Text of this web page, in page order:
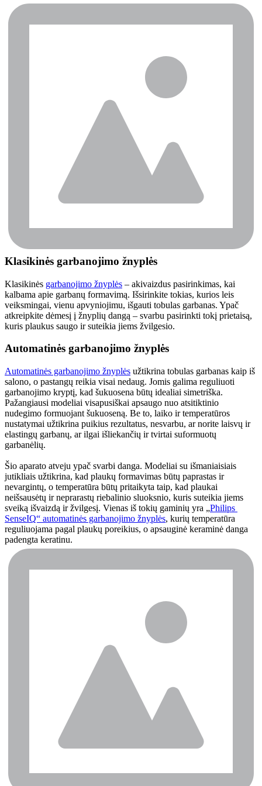
Klasikinės garbanojimo žnyplės
Klasikinės garbanojimo žnyplės – akivaizdus pasirinkimas, kai
kalbama apie garbanų formavimą. Išsirinkite tokias, kurios leis
veiksmingai, vienu apvyniojimu, išgauti tobulas garbanas. Ypač
atkreipkite dėmesį į žnyplių dangą – svarbu pasirinkti tokį prietaisą,
kuris plaukus saugo ir suteikia jiems žvilgesio.
Automatinės garbanojimo žnyplės
Automatinės garbanojimo žnyplės užtikrina tobulas garbanas kaip iš
salono, o pastangų reikia visai nedaug. Jomis galima reguliuoti
garbanojimo kryptį, kad šukuosena būtų idealiai simetriška.
Pažangiausi modeliai visapusiškai apsaugo nuo atsitiktinio
nudegimo formuojant šukuoseną. Be to, laiko ir temperatūros
nustatymai užtikrina puikius rezultatus, nesvarbu, ar norite laisvų ir
elastingų garbanų, ar ilgai išliekančių ir tvirtai suformuotų
garbanėlių.
Šio aparato atveju ypač svarbi danga. Modeliai su išmaniaisiais
jutikliais užtikrina, kad plaukų formavimas būtų paprastas ir
nevargintų, o temperatūra būtų pritaikyta taip, kad plaukai
neišsausėtų ir neprarastų riebalinio sluoksnio, kuris suteikia jiems
sveiką išvaizdą ir žvilgesį. Vienas iš tokių gaminių yra „Philips
SenseIQ“ automatinės garbanojimo žnyplės, kurių temperatūra
reguliuojama pagal plaukų poreikius, o apsauginė keraminė danga
padengta keratinu.